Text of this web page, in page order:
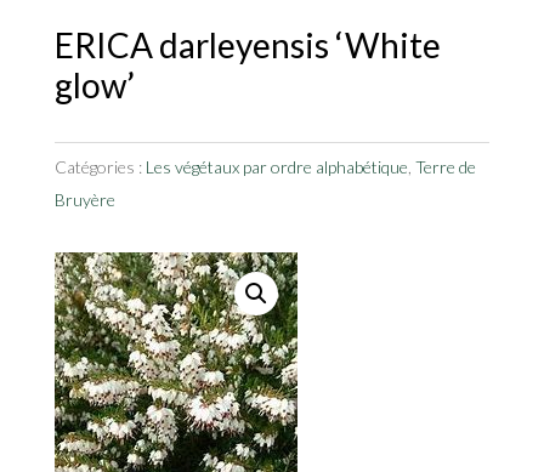
ERICA darleyensis ‘White
glow’
Catégories : Les végétaux par ordre alphabétique Terre de
Bruyère